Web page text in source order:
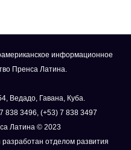
информационное
Пренса Латина.
Ведадо, Гавана, Куба.
838 3496, (+53) 7 838 3497
Латина © 2023
отделом развития